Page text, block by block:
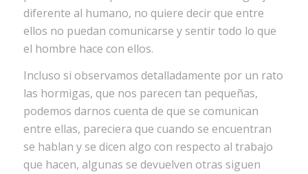
diferente al humano, no quiere decir que entre
ellos no puedan comunicarse y sentir todo lo que
el hombre hace con ellos.
Incluso si observamos detalladamente por un rato
las hormigas, que nos parecen tan pequeñas,
podemos darnos cuenta de que se comunican
entre ellas, pareciera que cuando se encuentran
se hablan y se dicen algo con respecto al trabajo
que hacen, algunas se devuelven otras siguen